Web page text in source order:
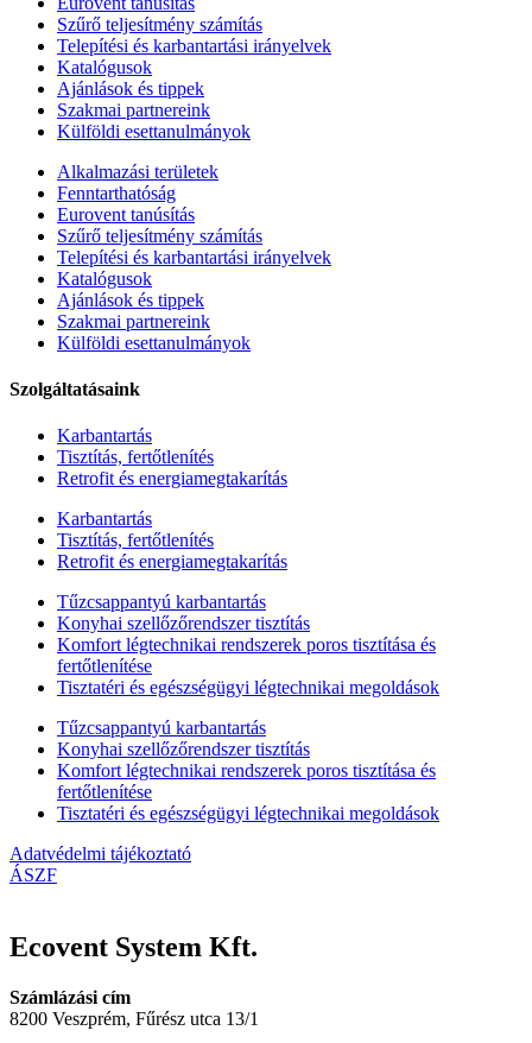
Szűrő teljesítmény számítás
Telepítési és karbantartási irányelvek
Katalógusok
Ajánlások és tippek
Szakmai partnereink
Külföldi esettanulmányok
Alkalmazási területek
Fenntarthatóság
Eurovent tanúsítás
Szűrő teljesítmény számítás
Telepítési és karbantartási irányelvek
Katalógusok
Ajánlások és tippek
Szakmai partnereink
Külföldi esettanulmányok
Szolgáltatásaink
Karbantartás
Tisztítás, fertőtlenítés
Retrofit és energiamegtakarítás
Karbantartás
Tisztítás, fertőtlenítés
Retrofit és energiamegtakarítás
Tűzcsappantyú karbantartás
Konyhai szellőzőrendszer tisztítás
Komfort légtechnikai rendszerek poros tisztítása és
fertőtlenítése
Tisztatéri és egészségügyi légtechnikai megoldások
Tűzcsappantyú karbantartás
Konyhai szellőzőrendszer tisztítás
Komfort légtechnikai rendszerek poros tisztítása és
fertőtlenítése
Tisztatéri és egészségügyi légtechnikai megoldások
Adatvédelmi tájékoztató
ÁSZF
Ecovent System Kft.
Számlázási cím
8200 Veszprém, Fűrész utca 13/1